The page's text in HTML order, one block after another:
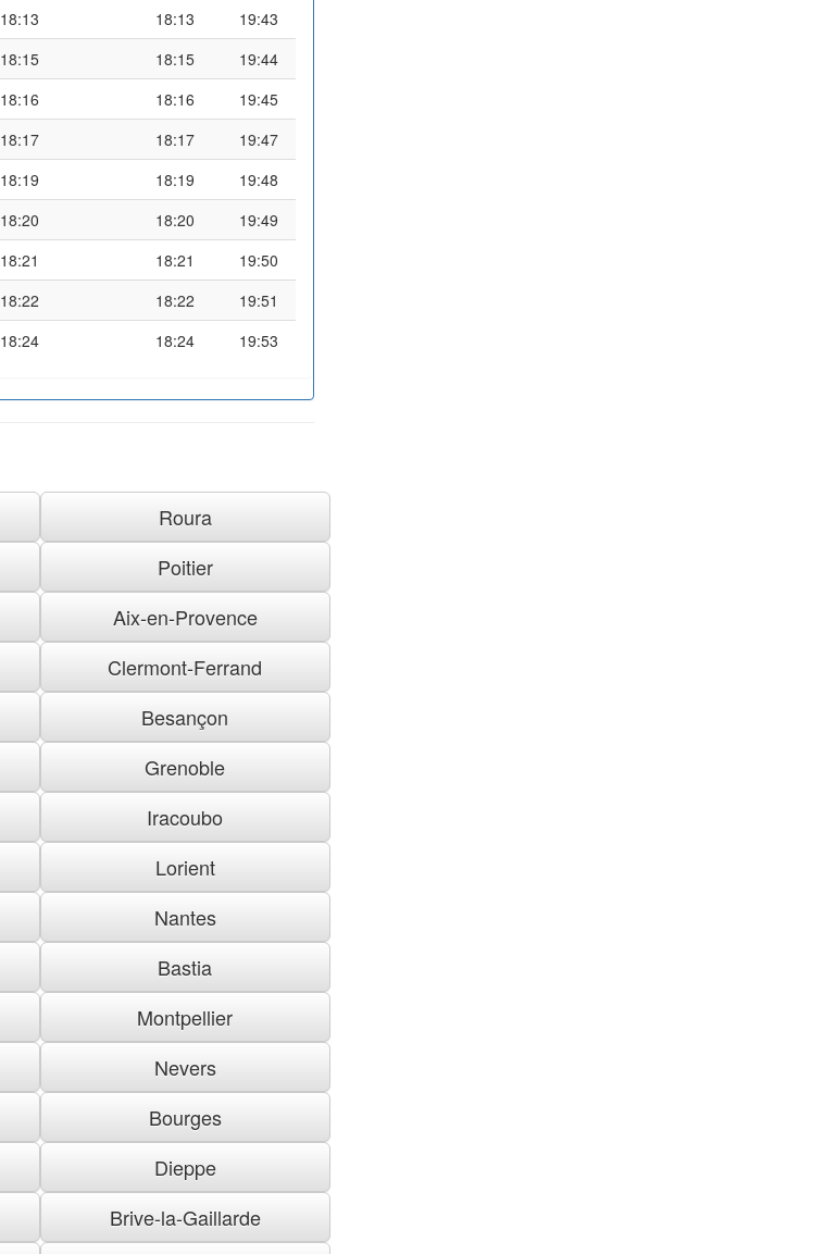
18:13 18:13
19:43
18:15 18:15
19:44
18:16 18:16
19:45
18:17 18:17
19:47
18:19 18:19
19:48
18:20 18:20
19:49
18:21 18:21
19:50
18:22 18:22
19:51
18:24 18:24 19:53
Roura
Poitier
Aix-en-Provence
Clermont-Ferrand
Besançon
Grenoble
Iracoubo
Lorient
Nantes
Bastia
Montpellier
Nevers
Bourges
Dieppe
Brive-la-Gaillarde